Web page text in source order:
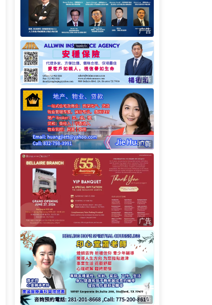
广告
广告
广告
广告
广告